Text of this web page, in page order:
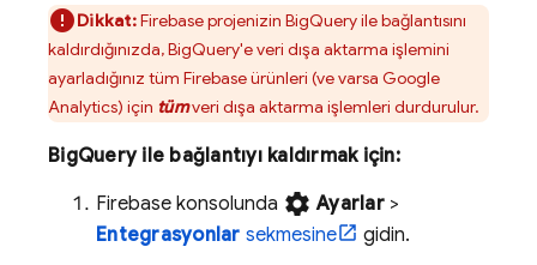
Dikkat:Firebase projenizin BigQueryile bağlantısını
kaldırdığınızda,BigQuery'e veri dışa aktarma işlemini
ayarladığınız tüm Firebase ürünleri (ve varsa Google
Analytics) için tümveri dışa aktarma işlemleri durdurulur.
BigQueryile bağlantıyı kaldırmak için:
Firebase konsolunda settings Ayarlar>
Entegrasyonlar sekmesine
gidin.